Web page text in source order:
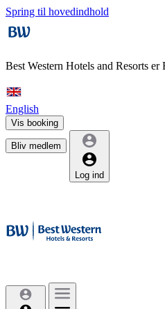
Spring til hovedindhold
Best Western Hotels and Resorts er
English
Vis booking
Bliv medlem
Log ind